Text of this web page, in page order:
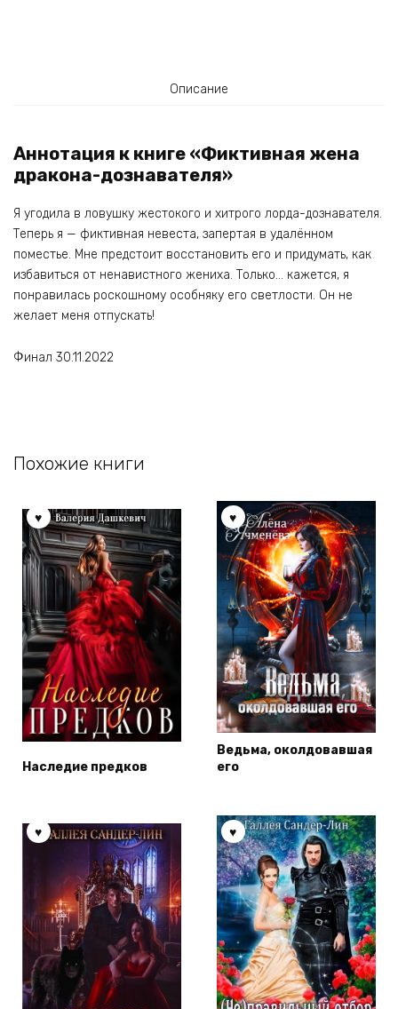
Описание
Аннотация к книге «Фиктивная жена
дракона-дознавателя»
Я угодила в ловушку жестокого и хитрого лорда-дознавателя.
Теперь я — фиктивная невеста, запертая в удалённом
поместье. Мне предстоит восстановить его и придумать, как
избавиться от ненавистного жениха. Только… кажется, я
понравилась роскошному особняку его светлости. Он не
желает меня отпускать!
Финал 30.11.2022
Похожие книги
Наследие предков
Ведьма, околдовавшая
его